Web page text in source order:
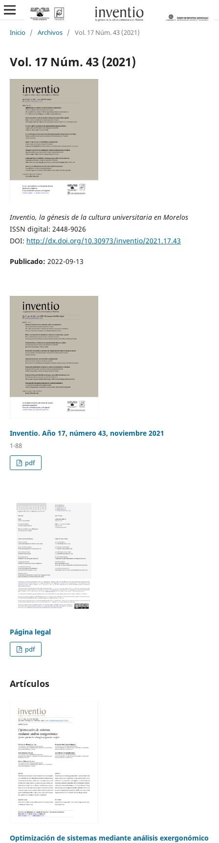
Inicio / Archivos / Vol. 17 Núm. 43 (2021)
Vol. 17 Núm. 43 (2021)
Inventio, la génesis de la cultura universitaria en Morelos
ISSN digital: 2448-9026
DOI: http://dx.doi.org/10.30973/inventio/2021.17.43
Publicado: 2022-09-13
Inventio. Año 17, número 43, noviembre 2021
1-88
pdf
Página legal
pdf
Artículos
Optimización de sistemas mediante análisis exergonómico